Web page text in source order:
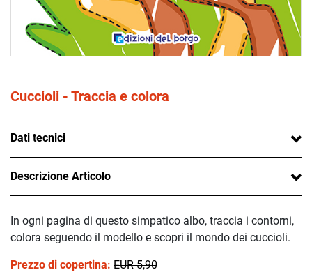
Cuccioli - Traccia e colora
Dati tecnici
Descrizione Articolo
In ogni pagina di questo simpatico albo, traccia i contorni,
colora seguendo il modello e scopri il mondo dei cuccioli.
Prezzo di copertina: EUR 5,90